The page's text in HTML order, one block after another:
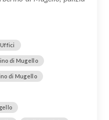
di Mugello
di Mugello